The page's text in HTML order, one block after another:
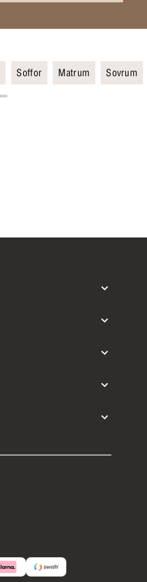
Soffor Matrum Sovrum